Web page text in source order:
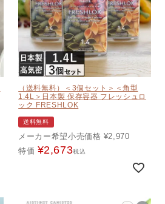
（送料無料）＜3個セット＞＜角型
1.4L＞日本製 保存容器 フレッシュロ
ック FRESHLOK
送料無料
メーカー希望小売価格 ¥2,970
特価 ¥2,673税込